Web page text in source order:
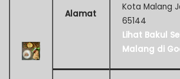
Alamat
Kota Malang
65144
Lihat Bakul
Malang di